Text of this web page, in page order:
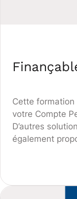
Cette
votre Compte
D’autres
également